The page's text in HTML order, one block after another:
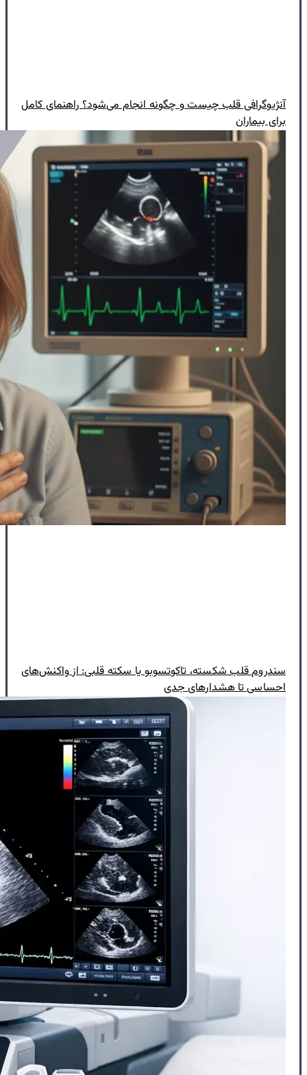
آنژیوگرافی قلب چیست و چگونه انجام می‌شود؟ راهنمای کامل
برای بیماران
سندروم قلب شکسته، تاکوتسوبو یا سکته قلبی: از واکنش‌های
احساسی تا هشدارهای جدی